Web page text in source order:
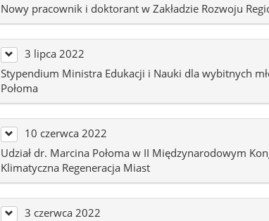
Nowy pracownik i doktorant w Zakładzie Rozwoju
3 lipca 2022
Stypendium Ministra Edukacji i Nauki dla wybitnych
Połoma
10 czerwca 2022
Udział dr. Marcina Połoma w II Międzynarodowym
Klimatyczna Regeneracja Miast
3 czerwca 2022